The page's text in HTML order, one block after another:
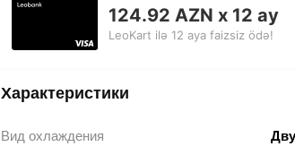
124.92 AZN x 12 ay
LeoKart ilə 12 aya faizsiz ödə!
Характеристики
Вид охлаждения